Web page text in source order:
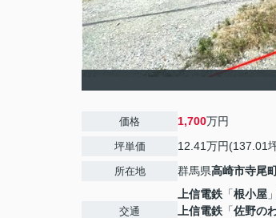
価格 1,700万円
坪単価 12.41万円(137.01
所在地 群馬県高崎市寺尾
交通
上信電鉄 「根小屋
上信電鉄 「佐野の